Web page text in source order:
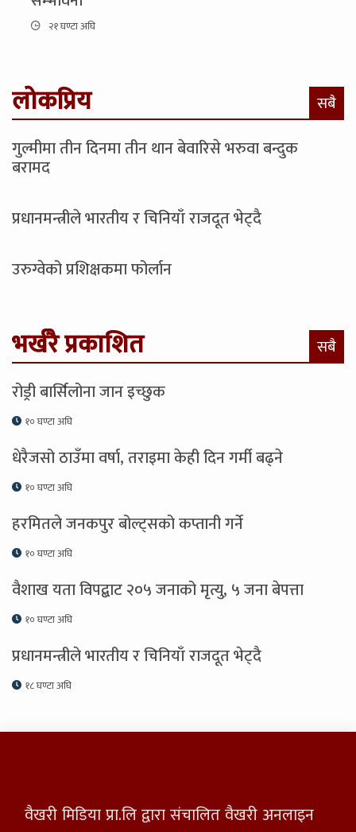
२१ घण्टा अघि
लोकप्रिय सबै
गुल्मीमा तीन दिनमा तीन थान बेवारिसे भरुवा बन्दुक
बरामद
प्रधानमन्त्रीले भारतीय र चिनियाँ राजदूत भेट्दै
उरुग्वेको प्रशिक्षकमा फोर्लान
भर्खरै प्रकाशित सबै
रोड्री बार्सिलोना जान इच्छुक
१० घण्टा अघि
धेरैजसो ठाउँमा वर्षा, तराइमा केही दिन गर्मी बढ्ने
१० घण्टा अघि
हरमितले जनकपुर बोल्ट्सको कप्तानी गर्ने
१० घण्टा अघि
वैशाख यता विपद्बाट २०५ जनाको मृत्यु, ५ जना बेपत्ता
१० घण्टा अघि
प्रधानमन्त्रीले भारतीय र चिनियाँ राजदूत भेट्दै
१८ घण्टा अघि
वैखरी मिडिया प्रा.लि द्वारा संचालित वैखरी अनलाइन